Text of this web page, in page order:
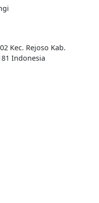
Kec. Rejoso Kab.
Indonesia